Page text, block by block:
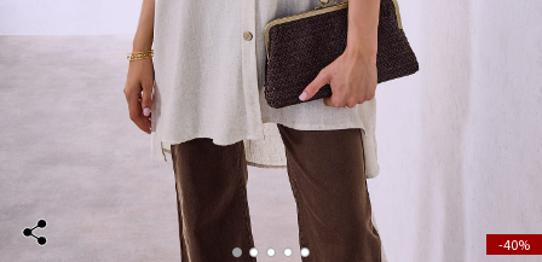
-40%